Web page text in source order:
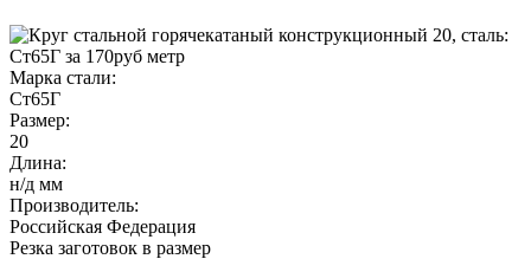
Марка стали:
Ст65Г
Размер:
20
Длина:
н/д мм
Производитель:
Российская Федерация
Резка заготовок в размер